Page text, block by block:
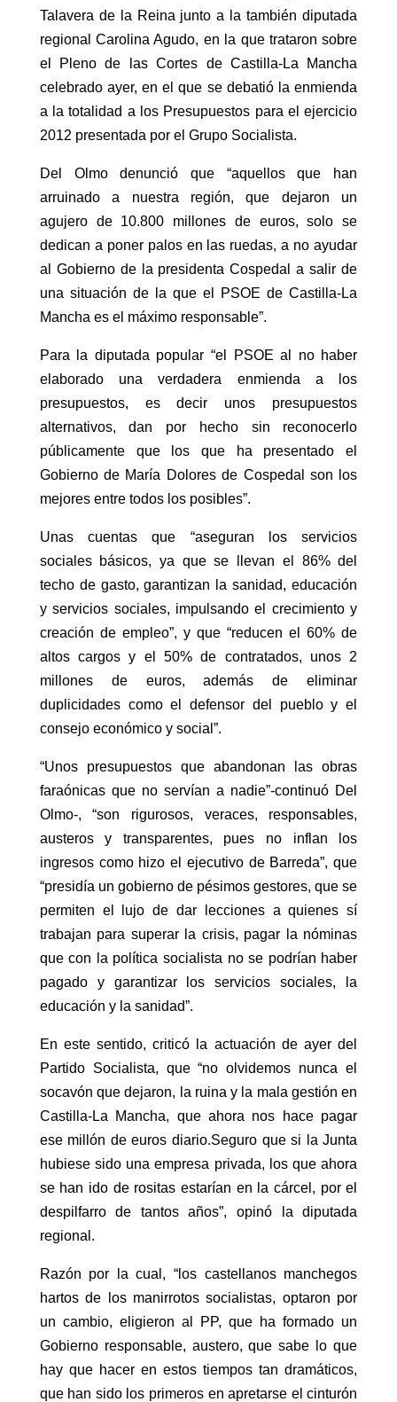
Talavera de la Reina junto a la también diputada
regional Carolina Agudo, en la que trataron sobre
el Pleno de las Cortes de Castilla-La Mancha
celebrado ayer, en el que se debatió la enmienda
a la totalidad a los Presupuestos para el ejercicio
2012 presentada por el Grupo Socialista.
Del Olmo denunció que “aquellos que han
arruinado a nuestra región, que dejaron un
agujero de 10.800 millones de euros, solo se
dedican a poner palos en las ruedas, a no ayudar
al Gobierno de la presidenta Cospedal a salir de
una situación de la que el PSOE de Castilla-La
Mancha es el máximo responsable”.
Para la diputada popular “el PSOE al no haber
elaborado una verdadera enmienda a los
presupuestos, es decir unos presupuestos
alternativos, dan por hecho sin reconocerlo
públicamente que los que ha presentado el
Gobierno de María Dolores de Cospedal son los
mejores entre todos los posibles”.
Unas cuentas que “aseguran los servicios
sociales básicos, ya que se llevan el 86% del
techo de gasto, garantizan la sanidad, educación
y servicios sociales, impulsando el crecimiento y
creación de empleo”, y que “reducen el 60% de
altos cargos y el 50% de contratados, unos 2
millones de euros, además de eliminar
duplicidades como el defensor del pueblo y el
consejo económico y social”.
“Unos presupuestos que abandonan las obras
faraónicas que no servían a nadie”-continuó Del
Olmo-, “son rigurosos, veraces, responsables,
austeros y transparentes, pues no inflan los
ingresos como hizo el ejecutivo de Barreda”, que
“presidía un gobierno de pésimos gestores, que se
permiten el lujo de dar lecciones a quienes sí
trabajan para superar la crisis, pagar la nóminas
que con la política socialista no se podrían haber
pagado y garantizar los servicios sociales, la
educación y la sanidad”.
En este sentido, criticó la actuación de ayer del
Partido Socialista, que “no olvidemos nunca el
socavón que dejaron, la ruina y la mala gestión en
Castilla-La Mancha, que ahora nos hace pagar
ese millón de euros diario.Seguro que si la Junta
hubiese sido una empresa privada, los que ahora
se han ido de rositas estarían en la cárcel, por el
despilfarro de tantos años”, opinó la diputada
regional.
Razón por la cual, “los castellanos manchegos
hartos de los manirrotos socialistas, optaron por
un cambio, eligieron al PP, que ha formado un
Gobierno responsable, austero, que sabe lo que
hay que hacer en estos tiempos tan dramáticos,
que han sido los primeros en apretarse el cinturón